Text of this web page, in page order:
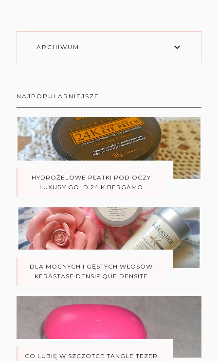
ARCHIWUM
NAJPOPULARNIEJSZE
HYDROŻELOWE PŁATKI POD OCZY
LUXURY GOLD 24 K BERGAMO
DLA MOCNYCH I GĘSTYCH WŁOSÓW
KERASTASE DENSIFIQUE DENSITE
CO LUBIĘ W SZCZOTCE TANGLE TEZER